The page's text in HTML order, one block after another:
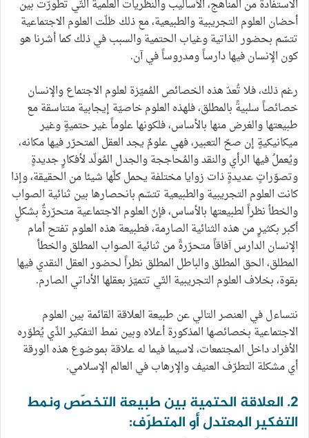
الاستفادة من المناهج، الأساليب والنظريات العلمية التّي تطورّت بين
أحضان العلوم التجريبية والطبيعية، مع ذلك ظلّت العلوم الاجتماعية
تتسّم بحضور الذاتية وغياب الحتمية والسبب في ذلك كما أشرنا هو
كون الإنسان فيها دارساً ومدروساً في آن.
رغم ذلك، فلا تُعدّ هذه الخصائص المُميّزة لعلوم الاجتماع والإنسان
خصائصاً سلبيةً بالمطلق، فلهذه العلوم خاصيّة إيجابية متناسقة مع
طبيعتها والغرض منها بالأساس، فلكونها علوماً غير حتميةٍ وغير
ميكانيكيةٍ إن صحّ التعبير، فهي علومٌ يجد العقل المتحرّر فيها مكانه،
ويُعملُ فيها الرأي والنقد والمُحاججة والجدل المُولّد لأفكارٍ جديدةٍ
وتصوّراتٍ عديدةٍ ذات زوايا مختلفة يحمل كلّها شيئا من الحقيقة، وإذا
كانت العلوم التجريبية والطبيعية تتسّم بانحصارها بين ثنائية الصواب
والخطأ نظراً لطبيعتها بالأساس، فإنّ العلوم الاجتماعية متحرّرةٌ بشكلٍ
أكبر بكثيرٍ من هذه الثنائية الصارمة، فطبيعة هذه العلوم تفتح أمام
الإنسان الدارس آفاقاً متحرّرةً من ثنائية الصواب المطلق والخطأ
المطلق، الحق المطلق والباطل المطلق نظراً لحضور العقل النقدي فيها
بقوة، بخلاف العلوم التجريبية التّي تتميّز بعقلها الأداتي الصارم.
نتساءل في العنصر التالي عن طبيعة العلاقة القائمة بين العلوم
الاجتماعية بخصائصها المذكورة أعلاه وبين نمط التفكير الذّي يُطوّره
الأفراد داخل المجتمعات، لاسيما فيما له علاقة بموضوع هذه الورقة
أي مشكلة التطرّف العنيف والإرهاب في العالم الإسلامي.
2. العلاقة الحتمية بين طبيعة التخصّص ونمط
التفكير المعتدل أو المتطرّف: